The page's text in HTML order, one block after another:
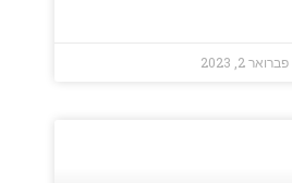
פברואר 2, 2023